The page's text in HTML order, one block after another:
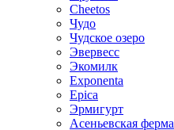
Cheetos
Чудо
Чудское озеро
Эвервесс
Экомилк
Exponenta
Epica
Эрмигурт
Асеньевская ферма